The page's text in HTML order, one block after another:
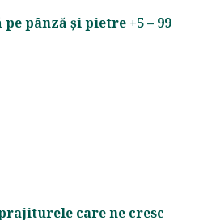
pânză și pietre +5 – 99
care ne cresc